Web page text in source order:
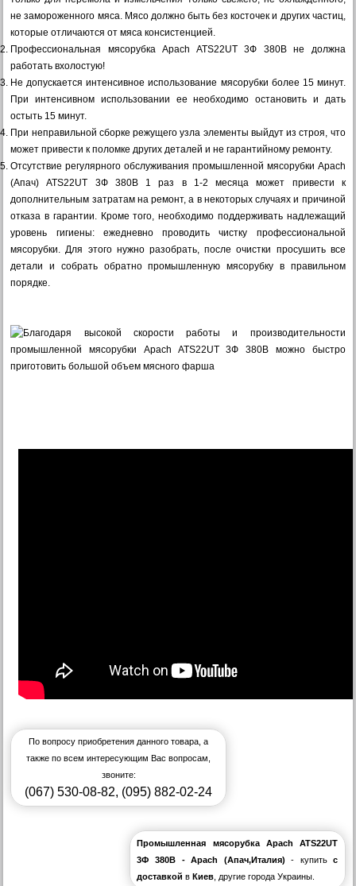
не замороженного мяса. Мясо должно быть без косточек и других частиц,
которые отличаются от мяса консистенцией.
Профессиональная мясорубка Apach ATS22UT 3Ф 380В не должна
работать вхолостую!
Не допускается интенсивное использование мясорубки более 15 минут.
При интенсивном использовании ее необходимо остановить и дать
остыть 15 минут.
При неправильной сборке режущего узла элементы выйдут из строя, что
может привести к поломке других деталей и не гарантийному ремонту.
Отсутствие регулярного обслуживания промышленной мясорубки Apach
(Апач)ATS22UT 3Ф 380В1 раз в 1-2 месяца может привести к
дополнительным затратам на ремонт, а в некоторых случаях и причиной
отказа в гарантии. Кроме того, необходимо поддерживать надлежащий
уровень гигиены: ежедневно проводить чистку профессиональной
мясорубки. Для этого нужно разобрать, после очистки просушить все
детали и собрать обратно промышленную мясорубку в правильном
порядке.
По вопросу приобретения данного товара, а
также по всем интересующим Вас вопросам,
звоните:
(067) 530-08-82, (095) 882-02-24
Промышленная мясорубка Apach ATS22UT
3Ф 380В - Apach (Апач,Италия)- купитьс
доставкой вКиев , другие города Украины.